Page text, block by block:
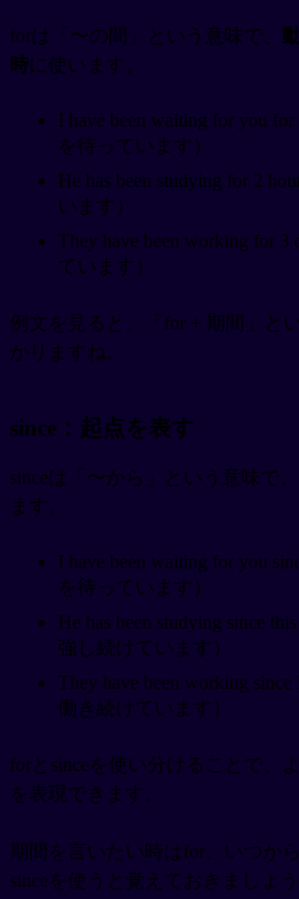
forは「〜の間」という意味で、
時に使います。
I have been waiting for you
を待っています）
He has been studying for 2
います）
They have been working for
ています）
例文を見ると、「for + 期間」と
かりますね。
since：起点を表す
sinceは「〜から」という意味で、
ます。
I have been waiting for you
を待っています）
He has been studying since
強し続けています）
They have been working
働き続けています）
forとsinceを使い分けることで、
を表現できます。
期間を言いたい時はfor、いつか
sinceを使うと覚えておきましょう